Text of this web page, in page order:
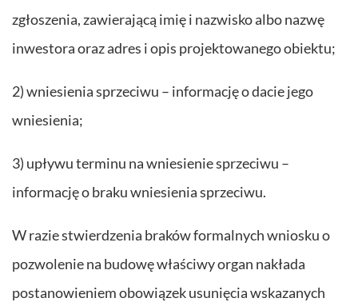
zgłoszenia, zawierającą imię i nazwisko albo nazwę
inwestora oraz adres i opis projektowanego obiektu;
2) wniesienia sprzeciwu – informację o dacie jego
wniesienia;
3) upływu terminu na wniesienie sprzeciwu –
informację o braku wniesienia sprzeciwu.
W razie stwierdzenia braków formalnych wniosku o
pozwolenie na budowę właściwy organ nakłada
postanowieniem obowiązek usunięcia wskazanych